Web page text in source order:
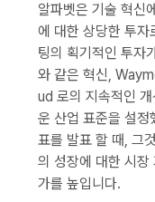
알파벳은 기술 혁신
에 대한 상당한 투자
팅의 획기적인 투자
와 같은 혁신,
ud 로의 지속적인
운 산업 표준을 설정
표를 발표 할 때, 그
의 성장에 대한 시장
가를 높입니다.